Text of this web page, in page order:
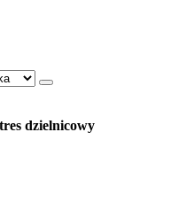
dzielnicowy